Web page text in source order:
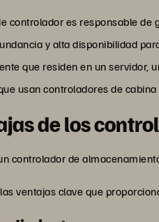
controlador es responsable
y alta disponibilidad
que residen en un servidor,
usan controladores de
de los
controlador de
ventajas clave que